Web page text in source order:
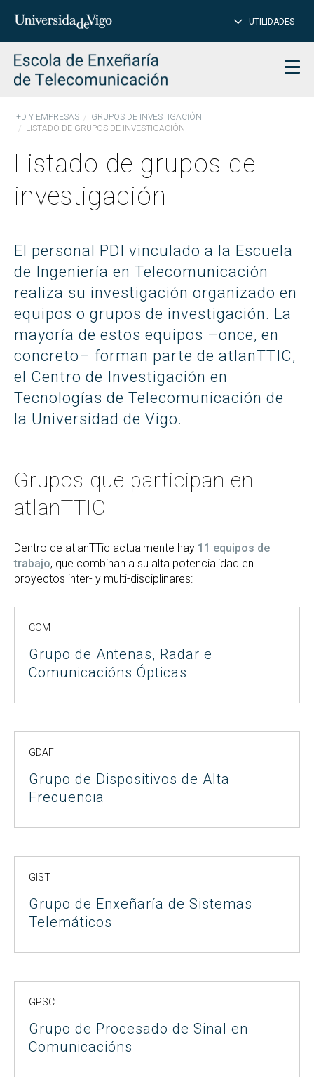
Insertar
para
buscar
UTILIDADES
I+D Y EMPRESAS
GRUPOS DE INVESTIGACIÓN
LISTADO DE GRUPOS DE INVESTIGACIÓN
Listado de grupos de
investigación
El personal PDI vinculado a la Escuela
de Ingeniería en Telecomunicación
realiza su investigación organizado en
equipos o grupos de investigación. La
mayoría de estos equipos –once, en
concreto– forman parte de atlanTTIC,
el Centro de Investigación en
Tecnologías de Telecomunicación de
la Universidad de Vigo.
Grupos que participan en
atlanTTIC
Dentro de atlanTTic actualmente hay 11 equipos de
trabajo, que combinan a su alta potencialidad en
proyectos inter- y multi-disciplinares:
COM
Grupo de Antenas, Radar e
Comunicacións Ópticas
GDAF
Grupo de Dispositivos de Alta
Frecuencia
GIST
Grupo de Enxeñaría de Sistemas
Telemáticos
GPSC
Grupo de Procesado de Sinal en
Comunicacións